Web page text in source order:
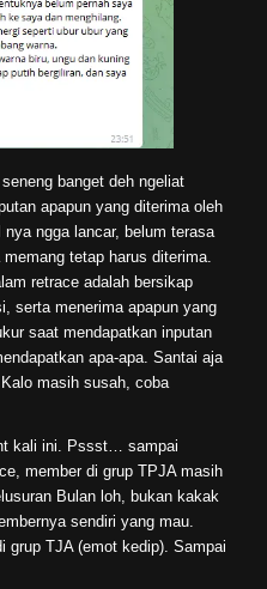
banget deh ngeliat
apapun yang diterima oleh
ngga lancar, belum terasa
tetap harus diterima.
retrace adalah bersikap
serta menerima apapun yang
saat mendapatkan inputan
apa-apa. Santai aja
masih susah, coba
kali ini. Pssst… sampai
member di grup TPJA masih
Bulan loh, bukan kakak
sendiri yang mau.
grup TJA (emot kedip). Sampai